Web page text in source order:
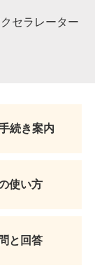
セラレーター
続き案内
使い方
と回答